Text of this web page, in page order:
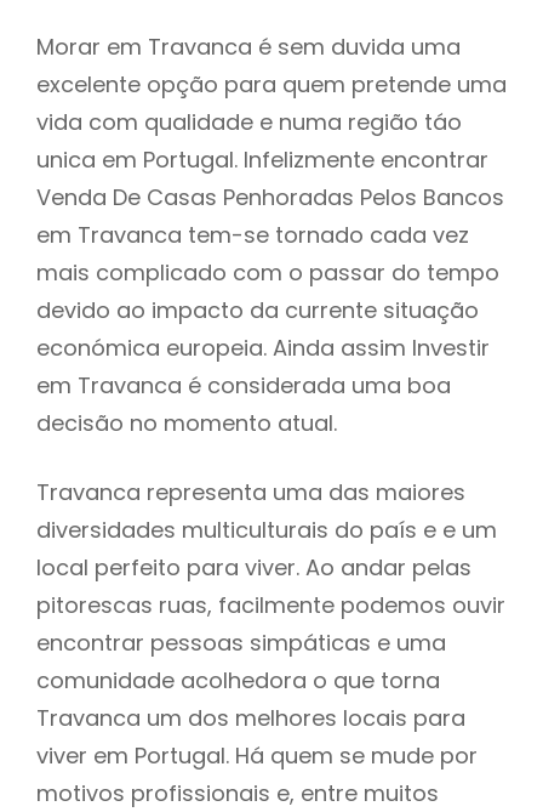
Morar em Travanca é sem duvida uma
excelente opção para quem pretende uma
vida com qualidade e numa região táo
unica em Portugal. Infelizmente encontrar
Venda De Casas Penhoradas Pelos Bancos
em Travanca tem-se tornado cada vez
mais complicado com o passar do tempo
devido ao impacto da currente situação
económica europeia. Ainda assim Investir
em Travanca é considerada uma boa
decisão no momento atual.
Travanca representa uma das maiores
diversidades multiculturais do país e e um
local perfeito para viver. Ao andar pelas
pitorescas ruas, facilmente podemos ouvir
encontrar pessoas simpáticas e uma
comunidade acolhedora o que torna
Travanca um dos melhores locais para
viver em Portugal. Há quem se mude por
motivos profissionais e, entre muitos